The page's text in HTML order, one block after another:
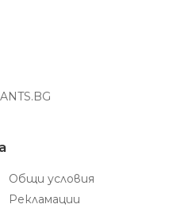
Общи условия
Рекламации